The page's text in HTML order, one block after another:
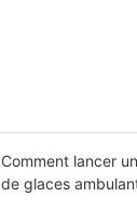
Comment lancer
de glaces